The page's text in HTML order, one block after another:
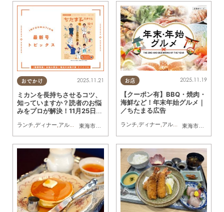
おでかけ
東海市
,大府市 知多市,東浦町,阿久比町,半田市,常滑市
2025.11.21
ミカンを長持ちさせるコツ、
知っていますか？読者のお悩
みをプロが解決！11月25日発
月号」見ドコロ解説
ランチ,ディナー,アルコール ,カフェ スイーツ,専門店,ちたまるスタイル掲載店
お店
東海市
,大府市
2025.11.19
【クーポン有】BBQ・焼肉・
海鮮など！年末年始グルメ｜
／ちたまる広告
ランチ,ディナー,アルコール ,ラーメン